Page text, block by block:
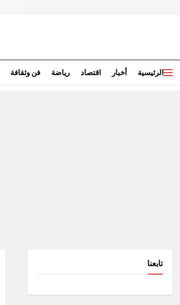
الرئيسية أخبار اقتصاد رياضة فن وثقافة
تابعنا